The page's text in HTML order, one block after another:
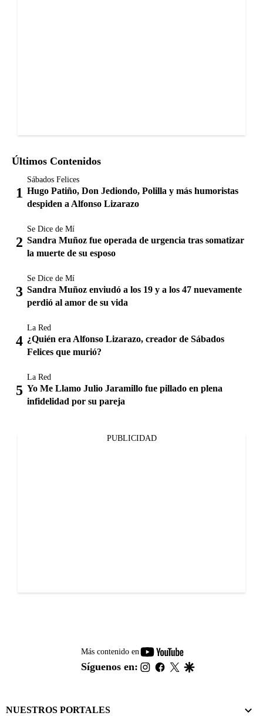
Últimos Contenidos
Sábados Felices
Hugo Patiño, Don Jediondo, Polilla y más humoristas
despiden a Alfonso Lizarazo
Se Dice de Mí
Sandra Muñoz fue operada de urgencia tras somatizar
la muerte de su esposo
Se Dice de Mí
Sandra Muñoz enviudó a los 19 y a los 47 nuevamente
perdió al amor de su vida
La Red
¿Quién era Alfonso Lizarazo, creador de Sábados
Felices que murió?
La Red
Yo Me Llamo Julio Jaramillo fue pillado en plena
infidelidad por su pareja
PUBLICIDAD
Más contenido en
youtube-
footer
Síguenos en: instagram
facebook
twitter
NUESTROS PORTALES